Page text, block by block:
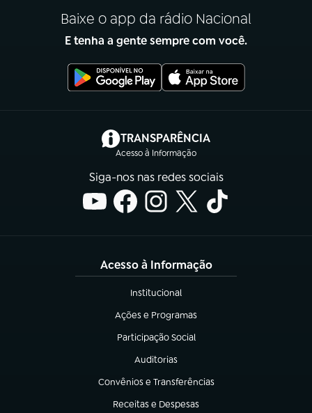
Baixe o app da rádio Nacional
E tenha a gente sempre com você.
TRANSPARÊNCIA
Acesso à Informação
(abre em nova aba)
Siga-nos nas redes sociais
Acesso à Informação
Institucional
(abre em nova aba)
Ações e Programas
(abre em nova aba)
Participação Social
(abre em nova aba)
Auditorias
(abre em nova aba)
Convênios e Transferências
(abre em nova aba)
Receitas e Despesas
(abre em nova aba)